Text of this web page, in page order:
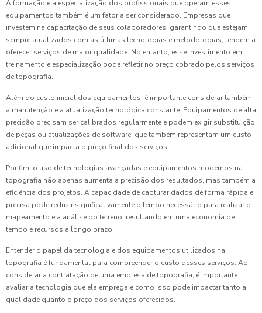
A formação e a especialização dos profissionais que operam esses
equipamentos também é um fator a ser considerado. Empresas que
investem na capacitação de seus colaboradores, garantindo que estejam
sempre atualizados com as últimas tecnologias e metodologias, tendem a
oferecer serviços de maior qualidade. No entanto, esse investimento em
treinamento e especialização pode refletir no preço cobrado pelos serviços
de topografia.
Além do custo inicial dos equipamentos, é importante considerar também
a manutenção e a atualização tecnológica constante. Equipamentos de alta
precisão precisam ser calibrados regularmente e podem exigir substituição
de peças ou atualizações de software, que também representam um custo
adicional que impacta o preço final dos serviços.
Por fim, o uso de tecnologias avançadas e equipamentos modernos na
topografia não apenas aumenta a precisão dos resultados, mas também a
eficiência dos projetos. A capacidade de capturar dados de forma rápida e
precisa pode reduzir significativamente o tempo necessário para realizar o
mapeamento e a análise do terreno, resultando em uma economia de
tempo e recursos a longo prazo.
Entender o papel da tecnologia e dos equipamentos utilizados na
topografia é fundamental para compreender o custo desses serviços. Ao
considerar a contratação de uma empresa de topografia, é importante
avaliar a tecnologia que ela emprega e como isso pode impactar tanto a
qualidade quanto o preço dos serviços oferecidos.